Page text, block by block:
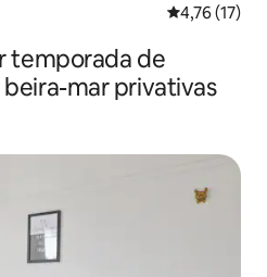
4,76 de uma
4,76 (17)
temporada de
mar privativas